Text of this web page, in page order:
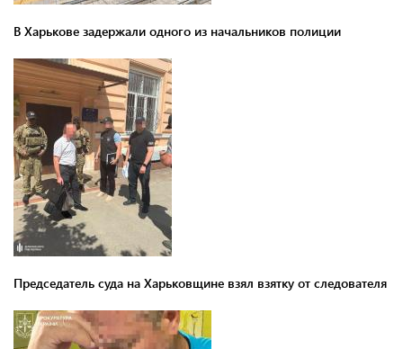
В Харькове задержали одного из начальников полиции
Председатель суда на Харьковщине взял взятку от следователя